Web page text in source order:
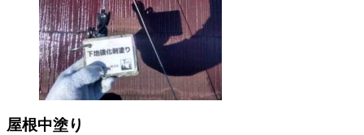
屋根中塗り